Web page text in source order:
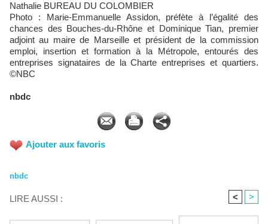
Nathalie BUREAU DU COLOMBIER
Photo : Marie-Emmanuelle Assidon, préfète à l’égalité des
chances des Bouches-du-Rhône et Dominique Tian, premier
adjoint au maire de Marseille et président de la commission
emploi, insertion et formation à la Métropole, entourés des
entreprises signataires de la Charte entreprises et quartiers.
©NBC
nbdc
Ajouter aux favoris
nbdc
LIRE AUSSI : < >